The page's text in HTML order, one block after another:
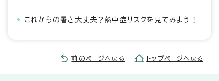
これからの暑さ大丈夫？熱中症リスクを見てみよう！
前のページへ戻る トップページへ戻る